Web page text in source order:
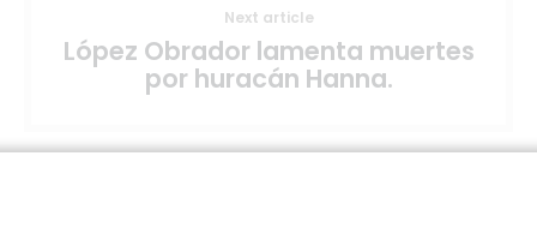
Next article
López Obrador lamenta muertes
por huracán Hanna.